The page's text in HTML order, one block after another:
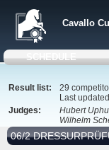
Cavallo
SCHEDULE
Result list:
29
Last
Judges:
Hubert
Wilhelm
06/2